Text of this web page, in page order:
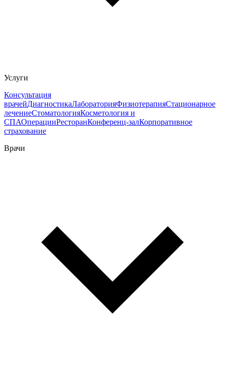
Услуги
Консультация
врачейДиагностикаЛабораторияФизиотерапияСтационарное
лечениеСтоматологияКосметология и
СПАОперацииРесторанКонференц-залКорпоративное
страхование
Врачи